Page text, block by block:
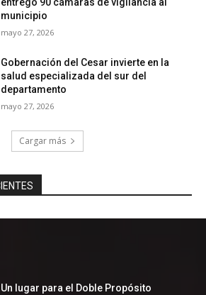
Un lugar para el Doble Propósito